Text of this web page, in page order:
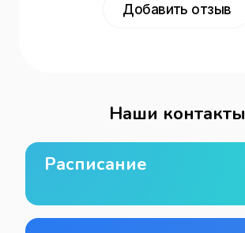
Добавить отзыв
Наши контакты
Расписание